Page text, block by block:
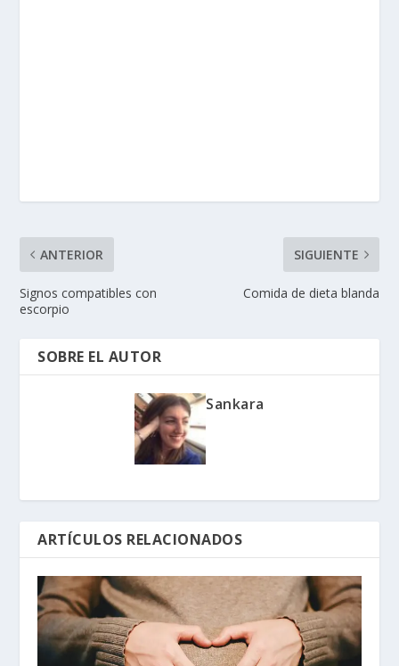
ANTERIOR
Signos compatibles con
escorpio
SIGUIENTE
Comida de dieta blanda
SOBRE EL AUTOR
Sankara
ARTÍCULOS RELACIONADOS